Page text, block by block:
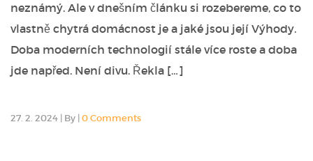
neznámý. Ale v dnešním článku si rozebereme, co to
vlastně chytrá domácnost je a jaké jsou její Výhody.
Doba moderních technologií stále více roste a doba
jde napřed. Není divu. Řekla […]
27. 2. 2024 | By | 0 Comments